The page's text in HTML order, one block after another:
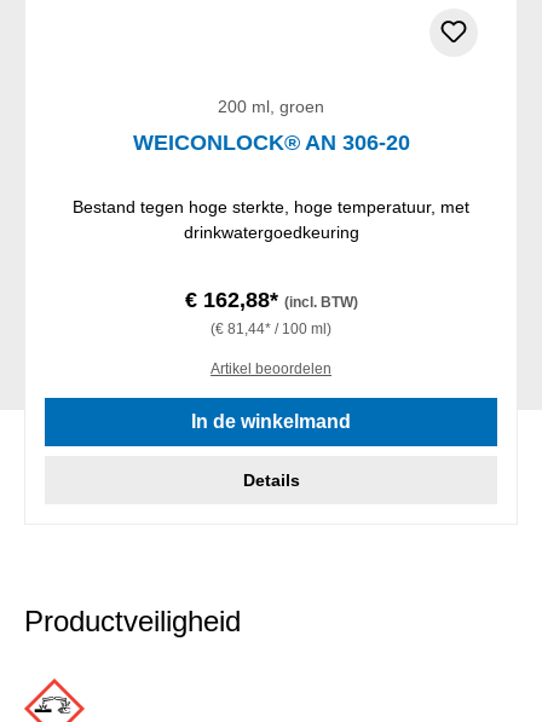
200 ml, groen
WEICONLOCK® AN 306-20
Bestand tegen hoge sterkte, hoge temperatuur, met
drinkwatergoedkeuring
€ 162,88* (incl. BTW)
(€ 81,44* / 100 ml)
Artikel beoordelen
In de winkelmand
Details
Productveiligheid